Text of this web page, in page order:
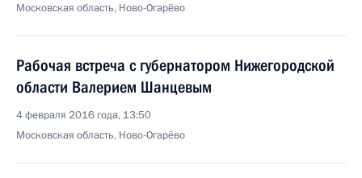
Московская область, Ново-Огарёво
Рабочая встреча с губернатором Нижегородской
области Валерием Шанцевым
4 февраля 2016 года, 13:50
Московская область, Ново-Огарёво